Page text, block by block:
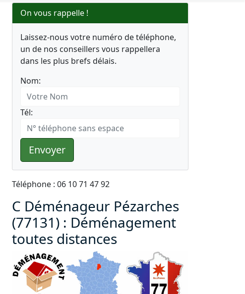
On vous rappelle !
Laissez-nous votre numéro de téléphone,
un de nos conseillers vous rappellera
dans les plus brefs délais.
Nom:
Tél:
Envoyer
Téléphone : 06 10 71 47 92
C Déménageur Pézarches
(77131) : Déménagement
toutes distances